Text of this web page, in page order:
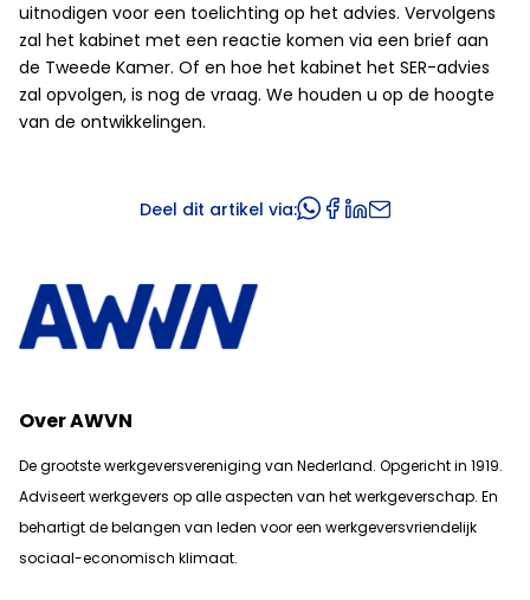
uitnodigen voor een toelichting op het advies. Vervolgens
zal het kabinet met een reactie komen via een brief aan
de Tweede Kamer. Of en hoe het kabinet het SER-advies
zal opvolgen, is nog de vraag. We houden u op de hoogte
van de ontwikkelingen.
Deel dit artikel via:
Over AWVN
De grootste werkgeversvereniging van Nederland. Opgericht in 1919.
Adviseert werkgevers op alle aspecten van het werkgeverschap. En
behartigt de belangen van leden voor een werkgeversvriendelijk
sociaal-economisch klimaat.